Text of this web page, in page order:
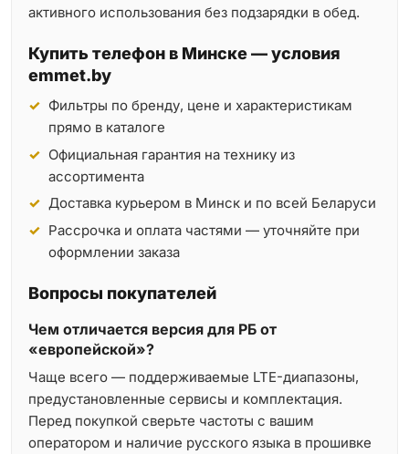
активного использования без подзарядки в обед.
Купить телефон в Минске — условия
emmet.by
Фильтры по бренду, цене и характеристикам
прямо в каталоге
Официальная гарантия на технику из
ассортимента
Доставка курьером в Минск и по всей Беларуси
Рассрочка и оплата частями — уточняйте при
оформлении заказа
Вопросы покупателей
Чем отличается версия для РБ от
«европейской»?
Чаще всего — поддерживаемые LTE-диапазоны,
предустановленные сервисы и комплектация.
Перед покупкой сверьте частоты с вашим
оператором и наличие русского языка в прошивке